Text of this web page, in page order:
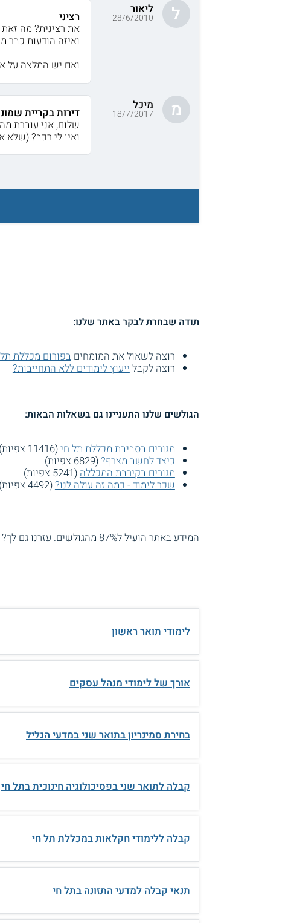
ל ליאור
28/6/2010
רציני
את רצינית? מה
ואיזה הודעות כבר
ואם יש המלצה על
מ מיכל
18/7/2017
דירות בקריית
שלום, אני עוברת
ואין לי רכב?
תודה שבחרת לבקר באתר שלנו:
רוצה לשאול את המומחיםבפורום מכללת
רוצה לקבלייעוץ לימודים ללא התחייבות?
הגולשים שלנו התעניינו גם בשאלות הבאות:
מגורים בסביבת מכללת תל חי(11416 צפיות)
כיצד לחשב מצרף?(6829 צפיות)
מגורים בקירבת המכללה(5241 צפיות)
שכר לימוד - כמה זה עולה לנו?(4492 צפיות)
המידע באתר הועיל ל87% מהגולשים. עזרנו גם
לימודי תואר ראשון
אורך של לימודי מנהל עסקים
בחירת סמינריון בתואר שני במדעי הגליל
קבלה לתואר שני בפסיכולוגיה חינוכית בתל חי
קבלה ללימודי חקלאות במכללת תל חי
תנאי קבלה למדעי התזונה בתל חי